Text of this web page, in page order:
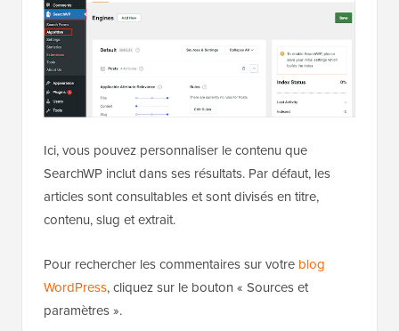
Ici, vous pouvez personnaliser le contenu que
SearchWP inclut dans ses résultats. Par défaut, les
articles sont consultables et sont divisés en titre,
contenu, slug et extrait.
Pour rechercher les commentaires sur votre blog
WordPress, cliquez sur le bouton « Sources et
paramètres ».